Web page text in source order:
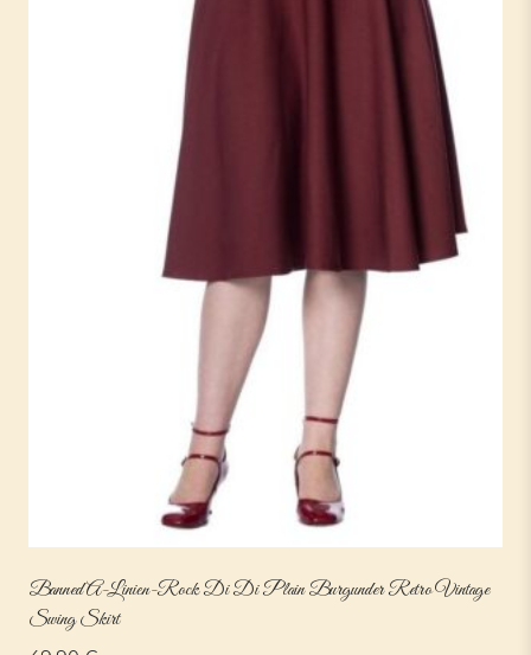
Banned A-Linien-Rock Di Di Plain Burgunder Retro Vintage
Swing Skirt